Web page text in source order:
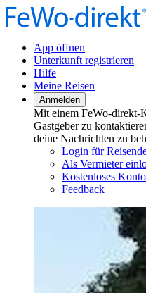
App öffnen
Unterkunft registrieren
Hilfe
Meine Reisen
Anmelden
Mit einem FeWo-direkt-
Gastgeber zu
deine Nachrichten zu
Login für
Als Vermieter
Kostenloses
Feedback